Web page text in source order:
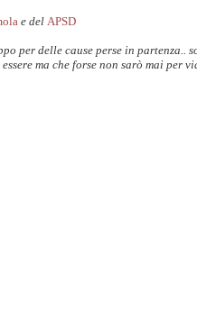
e del APSD
per delle cause perse in partenza..
ma che forse non sarò mai per